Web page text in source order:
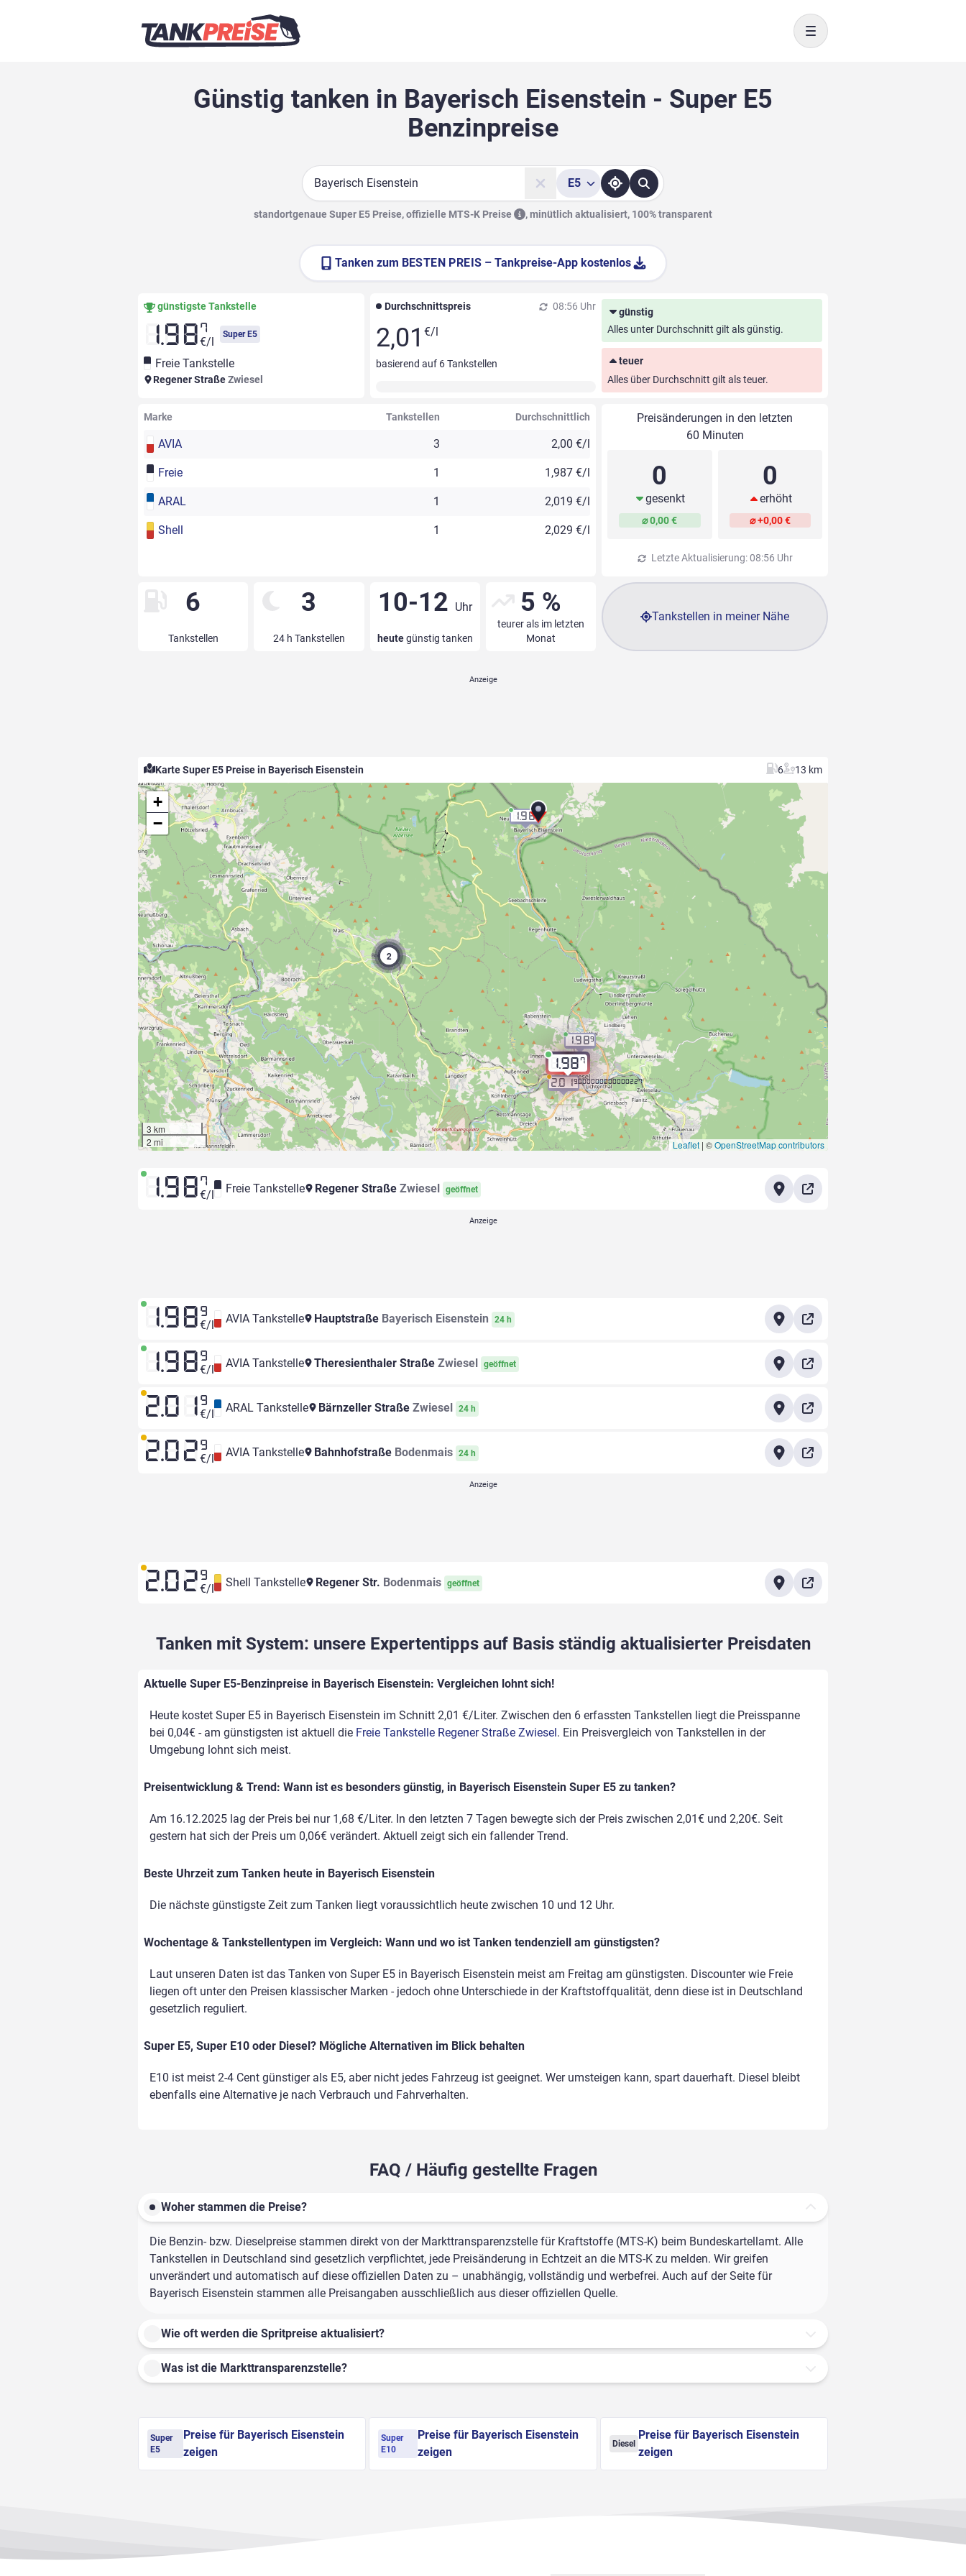
Toggle navigation
Günstig tanken in Bayerisch Eisenstein - Super E5
Benzinpreise
Suche
E5
standortgenaue Super E5 Preise, offizielle MTS-K Preise ,minütlich aktualisiert, 100% transparent
Tanken zum BESTEN PREIS – Tankpreise-App kostenlos
günstigste Tankstelle
1.98 7
€/l
Super E5
Freie Tankstelle
Regener StraßeZwiesel
Durchschnittspreis 08:56 Uhr
2,01 €/l
basierend auf 6Tankstellen
günstig
Alles unter Durchschnitt gilt als günstig.
teuer
Alles über Durchschnitt gilt als teuer.
Marke Tankstellen Durchschnittlich
AVIA 3 2,00 €/l
Freie 1 1,987 €/l
ARAL 1 2,019 €/l
Shell 1 2,029 €/l
Preisänderungen in den letzten
60 Minuten
0
gesenkt
⌀ 0,00 €
0
erhöht
⌀ +0,00 €
Letzte Aktualisierung: 08:56 Uhr
6
Tankstellen
3
24 h Tankstellen
10-12 Uhr
heutegünstig tanken
5 %
teurer als im letzten
Monat
Tankstellen in meiner Nähe
Karte Super E5 Preise in Bayerisch Eisenstein 6 13 km
1.987
1.98
2
2.019.000000000000227
1.989
+
−
3 km
2 mi
Leaflet | ©OpenStreetMap contributors
1.98 7
€/l Freie Tankstelle Regener Straße Zwiesel geöffnet
1.98 9
€/l AVIA Tankstelle Hauptstraße Bayerisch Eisenstein 24 h
1.98 9
€/l AVIA Tankstelle Theresienthaler Straße Zwiesel geöffnet
2.01 9
€/l ARAL Tankstelle Bärnzeller Straße Zwiesel 24 h
2.02 9
€/l AVIA Tankstelle Bahnhofstraße Bodenmais 24 h
2.02 9
€/l Shell Tankstelle Regener Str. Bodenmais geöffnet
Tanken mit System: unsere Expertentipps auf Basis ständig aktualisierter Preisdaten
Aktuelle Super E5-Benzinpreise in Bayerisch Eisenstein: Vergleichen lohnt sich!
Heute kostet Super E5 in Bayerisch Eisenstein im Schnitt 2,01 €/Liter. Zwischen den 6 erfassten Tankstellen liegt die Preisspanne
bei 0,04€ - am günstigsten ist aktuell die Freie Tankstelle Regener Straße Zwiesel . Ein Preisvergleich von Tankstellen in der
Umgebung lohnt sich meist.
Preisentwicklung & Trend: Wann ist es besonders günstig, in Bayerisch Eisenstein Super E5 zu tanken?
Am 16.12.2025 lag der Preis bei nur 1,68 €/Liter. In den letzten 7 Tagen bewegte sich der Preis zwischen 2,01€ und 2,20€. Seit
gestern hat sich der Preis um 0,06€ verändert. Aktuell zeigt sich ein fallender Trend.
Beste Uhrzeit zum Tanken heute in Bayerisch Eisenstein
Die nächste günstigste Zeit zum Tanken liegt voraussichtlich heute zwischen 10 und 12 Uhr.
Wochentage & Tankstellentypen im Vergleich: Wann und wo ist Tanken tendenziell am günstigsten?
Laut unseren Daten ist das Tanken von Super E5 in Bayerisch Eisenstein meist am Freitag am günstigsten. Discounter wie Freie
liegen oft unter den Preisen klassischer Marken - jedoch ohne Unterschiede in der Kraftstoffqualität, denn diese ist in Deutschland
gesetzlich reguliert.
Super E5, Super E10 oder Diesel? Mögliche Alternativen im Blick behalten
E10 ist meist 2-4 Cent günstiger als E5, aber nicht jedes Fahrzeug ist geeignet. Wer umsteigen kann, spart dauerhaft. Diesel bleibt
ebenfalls eine Alternative je nach Verbrauch und Fahrverhalten.
FAQ / Häufig gestellte Fragen
Woher stammen die Preise?
Die Benzin- bzw. Dieselpreise stammen direkt von der Markttransparenzstelle für Kraftstoffe (MTS-K) beim Bundeskartellamt. Alle
Tankstellen in Deutschland sind gesetzlich verpflichtet, jede Preisänderung in Echtzeit an die MTS-K zu melden. Wir greifen
unverändert und automatisch auf diese offiziellen Daten zu – unabhängig, vollständig und werbefrei. Auch auf der Seite für
Bayerisch Eisenstein stammen alle Preisangaben ausschließlich aus dieser offiziellen Quelle.
Wie oft werden die Spritpreise aktualisiert?
Was ist die Markttransparenzstelle?
Super
E5
Preise für Bayerisch Eisenstein
zeigen
Super
E10
Preise für Bayerisch Eisenstein
zeigen
Diesel
Preise für Bayerisch Eisenstein
zeigen